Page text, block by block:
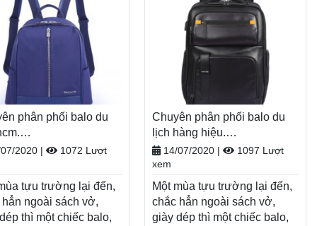
Balodep.shop tri ân
hàng với những
trình ưu đãi, khuyến
cùng hấp dẫn và đa
sản phẩm.
shop
đẹp tại hà
Túi xách. Giao
toàn quốc, Miễn phí đổi
thanh toán tiền khi
Nhân dịp năm học
mới, Balodep.shop tri ân
khách hàng với những
chương trình ưu đãi, khuyến
mãi vô cùng hấp dẫn và đa
dạng sản phẩm.
Balodep.shop|Chuyên
Chuyên phân phối balo du
lịch online, Balo-Túi xách.
Giao hàng toàn quốc, Miễn
phí đổi trả hàng, thanh toán
tiền khi nhận hàng
Xem thêm
phân phối balo du
TÚI XÁCH–VALI ĐẸP
2020 |
1072 Lượt
tựu trường lại đến,
ngoài sách vở,
thì một chiếc balo,
Chuyên phân phối balo du
lịch hàng hiệu.
Balodep.shop|CHUYÊN
BALO-TÚI XÁCH–VALI ĐẸP
14/07/2020 |
1097 Lượt
xem
Một mùa tựu trường lại đến,
chắc hẳn ngoài sách vở,
giày dép thì một chiếc balo,